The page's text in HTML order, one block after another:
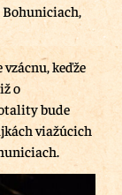
Bohuniciach,
keďže
o
bude
viažúcich